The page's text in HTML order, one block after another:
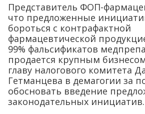
Представитель ФОП-
что предложенные
бороться с контрафактной
фармацевтической
99% фальсификатов
продается крупным
главу налогового комитета
Гетманцева в демагогии за
обосновать введение
законодательных инициатив.